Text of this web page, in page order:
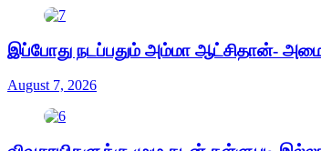
இப்போது நடப்பதும் அம்மா ஆட்சிதான்-
August 7, 2026